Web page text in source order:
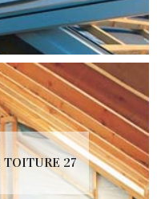
TOITURE 27